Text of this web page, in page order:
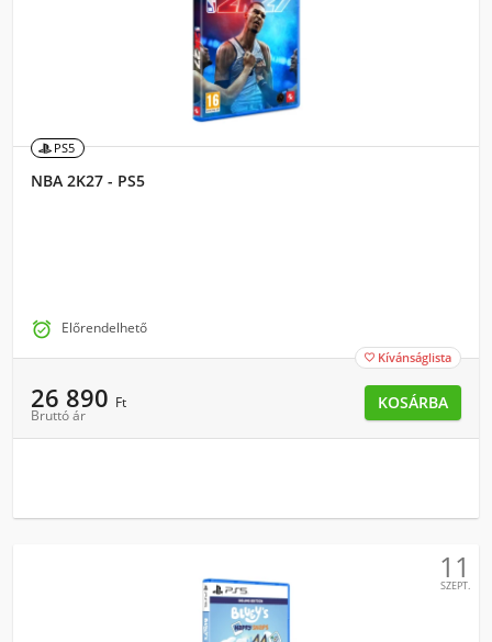
PS5
NBA 2K27 - PS5
 Előrendelhető
 Kívánságlista
26 890 Ft
Bruttó ár
KOSÁRBA
11
SZEPT.